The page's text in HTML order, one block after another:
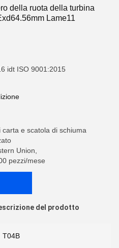
della ruota della turbina
Lame11
idt ISO 9001:2015
e scatola di schiuma
Union,
pezzi/mese
del prodotto
T04B